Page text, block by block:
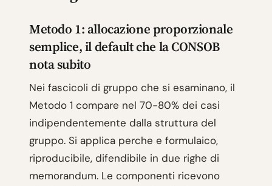
Metodo 1: allocazione proporzionale
semplice, il default che la CONSOB
nota subito
Nei fascicoli di gruppo che si esaminano, il
Metodo 1 compare nel 70-80% dei casi
indipendentemente dalla struttura del
gruppo. Si applica perche e formulaico,
riproducibile, difendibile in due righe di
memorandum. Le componenti ricevono